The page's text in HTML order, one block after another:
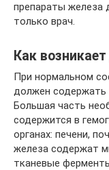
препараты железа
только врач.
Как
При нормальном
должен содержать
Большая часть
содержится в
органах: печени,
железа содержат
тканевые